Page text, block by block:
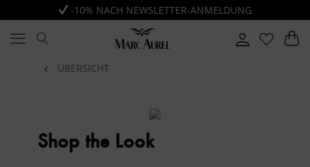
-10% NACH NEWSLETTER-ANMELDUNG
ÜBERSICHT
Shop the Look